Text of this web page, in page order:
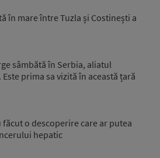
în mare între Tuzla și Costinești a
sâmbătă în Serbia, aliatul
prima sa vizită în această țară
o descoperire care ar putea
hepatic